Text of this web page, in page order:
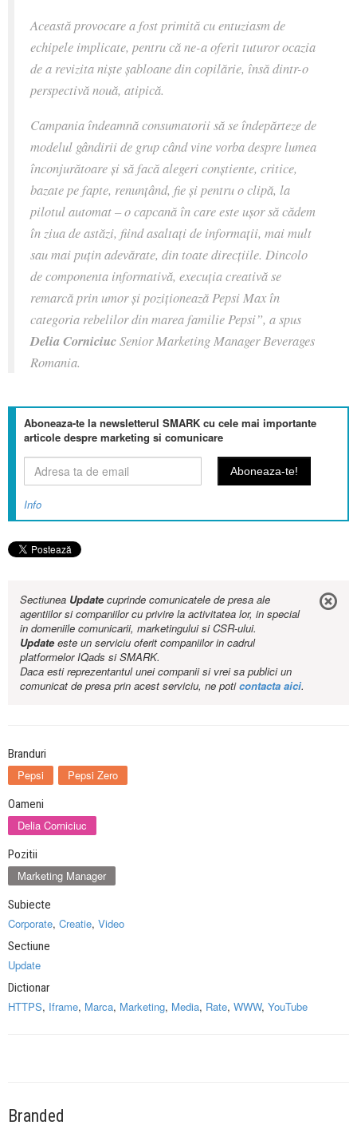
Această provocare a fost primită cu entuziasm de
echipele implicate, pentru că ne-a oferit tuturor ocazia
de a revizita niște șabloane din copilărie, însă dintr-o
perspectivă nouă, atipică.
Campania îndeamnă consumatorii să se îndepărteze de
modelul gândirii de grup când vine vorba despre lumea
înconjurătoare și să facă alegeri conștiente, critice,
bazate pe fapte, renunțând, fie și pentru o clipă, la
pilotul automat – o capcană în care este ușor să cădem
în ziua de astăzi, fiind asaltați de informații, mai mult
sau mai puțin adevărate, din toate direcțiile. Dincolo
de componenta informativă, execuția creativă se
remarcă prin umor și poziționează Pepsi Max în
categoria rebelilor din marea familie Pepsi”, a spus
Delia CorniciucSenior Marketing Manager Beverages
Romania.
Aboneaza-te la newsletterul SMARK cu cele mai importante
articole despre marketing si comunicare
Info
Sectiunea Updatecuprinde comunicatele de presa ale
agentiilor si companiilor cu privire la activitatea lor, in special
in domeniile comunicarii, marketingului si CSR-ului.
Updateeste un serviciu oferit companiilor in cadrul
platformelor IQads si SMARK.
Daca esti reprezentantul unei companii si vrei sa publici un
comunicat de presa prin acest serviciu, ne poticontacta aici.
Branduri
Pepsi Pepsi Zero
Oameni
Delia Corniciuc
Pozitii
Marketing Manager
Subiecte
Corporate, Creatie, Video
Sectiune
Update
Dictionar
HTTPS, Iframe, Marca, Marketing, Media, Rate, WWW, YouTube
Branded